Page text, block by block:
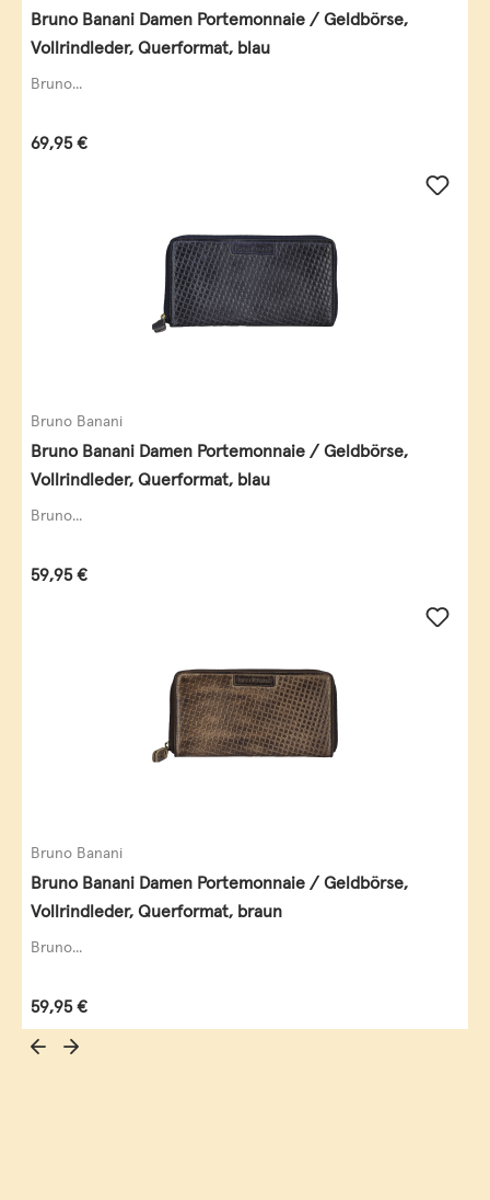
Bruno Banani Damen Portemonnaie / Geldbörse,
Vollrindleder, Querformat, blau
Bruno...
Regulärer Preis:
69,95 €
Bruno Banani
Bruno Banani Damen Portemonnaie / Geldbörse,
Vollrindleder, Querformat, blau
Bruno...
Regulärer Preis:
59,95 €
Bruno Banani
Bruno Banani Damen Portemonnaie / Geldbörse,
Vollrindleder, Querformat, braun
Bruno...
Regulärer Preis:
59,95 €